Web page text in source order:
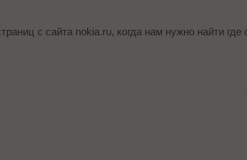
с сайта nokia.ru, когда нам нужно найти где